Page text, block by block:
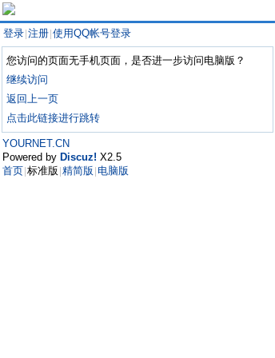
登录 注册 使用QQ帐号登录
您访问的页面无手机页面，是否进一步访问电脑版？
继续访问
返回上一页
点击此链接进行跳转
YOURNET.CN
Powered by Discuz! X2.5
首页 标准版 精简版 电脑版